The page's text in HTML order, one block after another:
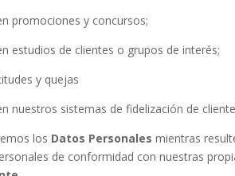
promociones y concursos;
estudios de clientes o grupos de interés;
y quejas
nuestros sistemas de fidelización de
los Datos Personalesmientras
de conformidad con nuestras